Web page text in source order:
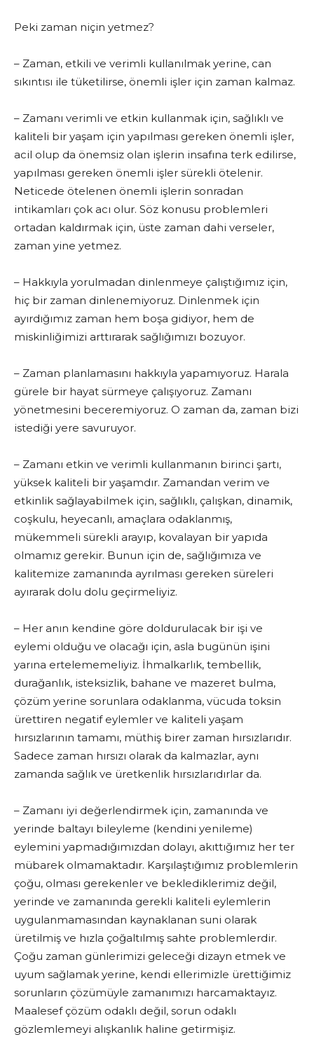
Peki zaman niçin yetmez?
– Zaman, etkili ve verimli kullanılmak yerine, can
sıkıntısı ile tüketilirse, önemli işler için zaman kalmaz.
– Zamanı verimli ve etkin kullanmak için, sağlıklı ve
kaliteli bir yaşam için yapılması gereken önemli işler,
acil olup da önemsiz olan işlerin insafına terk edilirse,
yapılması gereken önemli işler sürekli ötelenir.
Neticede ötelenen önemli işlerin sonradan
intikamları çok acı olur. Söz konusu problemleri
ortadan kaldırmak için, üste zaman dahi verseler,
zaman yine yetmez.
– Hakkıyla yorulmadan dinlenmeye çalıştığımız için,
hiç bir zaman dinlenemiyoruz. Dinlenmek için
ayırdığımız zaman hem boşa gidiyor, hem de
miskinliğimizi arttırarak sağlığımızı bozuyor.
– Zaman planlamasını hakkıyla yapamıyoruz. Harala
gürele bir hayat sürmeye çalışıyoruz. Zamanı
yönetmesini beceremiyoruz. O zaman da, zaman bizi
istediği yere savuruyor.
– Zamanı etkin ve verimli kullanmanın birinci şartı,
yüksek kaliteli bir yaşamdır. Zamandan verim ve
etkinlik sağlayabilmek için, sağlıklı, çalışkan, dinamik,
coşkulu, heyecanlı, amaçlara odaklanmış,
mükemmeli sürekli arayıp, kovalayan bir yapıda
olmamız gerekir. Bunun için de, sağlığımıza ve
kalitemize zamanında ayrılması gereken süreleri
ayırarak dolu dolu geçirmeliyiz.
– Her anın kendine göre doldurulacak bir işi ve
eylemi olduğu ve olacağı için, asla bugünün işini
yarına ertelememeliyiz. İhmalkarlık, tembellik,
durağanlık, isteksizlik, bahane ve mazeret bulma,
çözüm yerine sorunlara odaklanma, vücuda toksin
ürettiren negatif eylemler ve kaliteli yaşam
hırsızlarının tamamı, müthiş birer zaman hırsızlarıdır.
Sadece zaman hırsızı olarak da kalmazlar, aynı
zamanda sağlık ve üretkenlik hırsızlarıdırlar da.
– Zamanı iyi değerlendirmek için, zamanında ve
yerinde baltayı bileyleme (kendini yenileme)
eylemini yapmadığımızdan dolayı, akıttığımız her ter
mübarek olmamaktadır. Karşılaştığımız problemlerin
çoğu, olması gerekenler ve beklediklerimiz değil,
yerinde ve zamanında gerekli kaliteli eylemlerin
uygulanmamasından kaynaklanan suni olarak
üretilmiş ve hızla çoğaltılmış sahte problemlerdir.
Çoğu zaman günlerimizi geleceği dizayn etmek ve
uyum sağlamak yerine, kendi ellerimizle ürettiğimiz
sorunların çözümüyle zamanımızı harcamaktayız.
Maalesef çözüm odaklı değil, sorun odaklı
gözlemlemeyi alışkanlık haline getirmişiz.